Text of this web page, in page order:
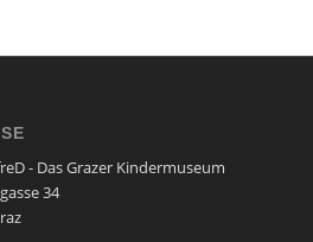
- Das Grazer Kindermuseum
34